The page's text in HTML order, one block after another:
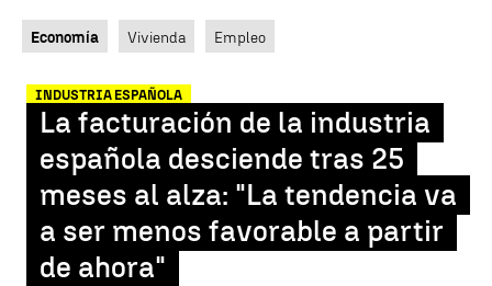
Economía Vivienda Empleo
INDUSTRIA ESPAÑOLA
La facturación de la industria
española desciende tras 25
meses al alza: "La tendencia va
a ser menos favorable a partir
de ahora"